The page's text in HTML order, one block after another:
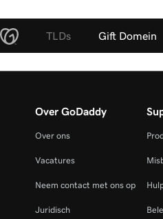
TLDs Gift Domein
Over GoDaddy
Over ons
Vacatures
Neem contact met ons op
Juridisch